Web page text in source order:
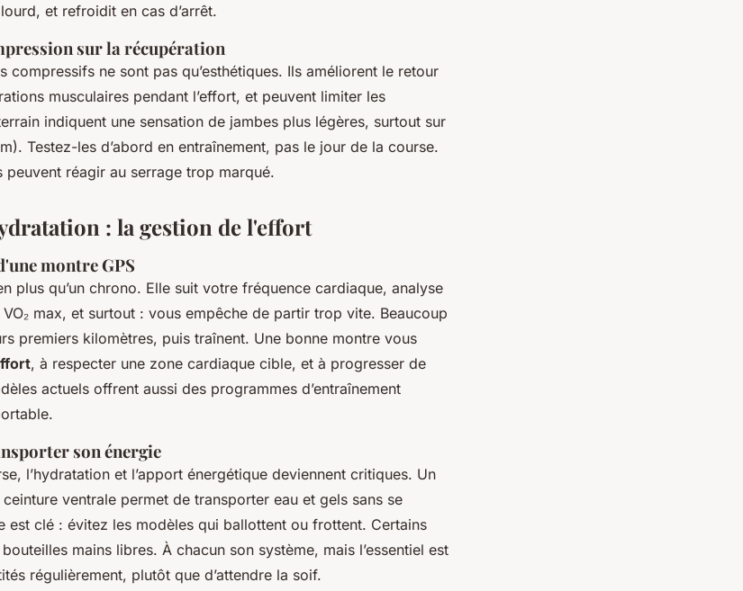
et refroidit en cas d’arrêt.
sur la récupération
compressifs ne sont pas qu’esthétiques. Ils améliorent le retour
musculaires pendant l’effort, et peuvent limiter les
indiquent une sensation de jambes plus légères, surtout sur
Testez-les d’abord en entraînement, pas le jour de la course.
peuvent réagir au serrage trop marqué.
: la gestion de l'effort
montre GPS
plus qu’un chrono. Elle suit votre fréquence cardiaque, analyse
max, et surtout : vous empêche de partir trop vite. Beaucoup
premiers kilomètres, puis traînent. Une bonne montre vous
, à respecter une zone cardiaque cible, et à progresser de
actuels offrent aussi des programmes d’entraînement
son énergie
l’hydratation et l’apport énergétique deviennent critiques. Un
ventrale permet de transporter eau et gels sans se
est clé : évitez les modèles qui ballottent ou frottent. Certains
mains libres. À chacun son système, mais l’essentiel est
régulièrement, plutôt que d’attendre la soif.